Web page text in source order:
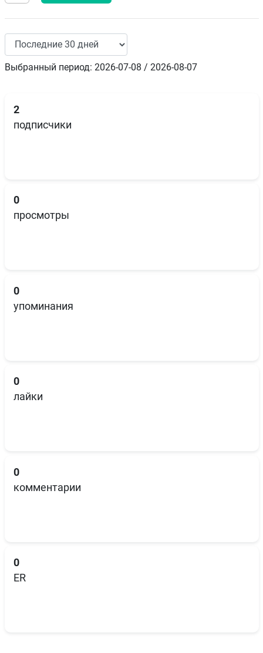
Выбранный период: 2026-07-08 / 2026-08-07
2
подписчики
0
просмотры
0
упоминания
0
лайки
0
комментарии
0
ER